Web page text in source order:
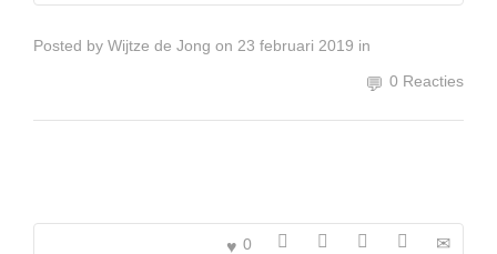
Posted by Wijtze de Jong on 23 februari 2019 in
0 Reacties
0